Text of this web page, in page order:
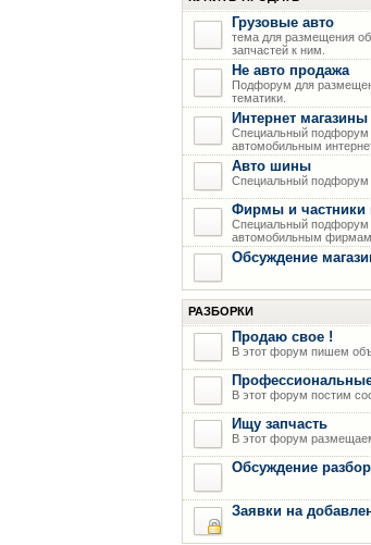
Грузовые авто
тема для размещения
запчастей к ним.
Не авто продажа
Подфорум для
тематики.
Интернет магазины
Специальный подфорум
автомобильным
Авто шины
Специальный подфорум
Фирмы и частники
Специальный подфорум
автомобильным фирмам
Обсуждение
РАЗБОРКИ
Продаю свое !
В этот форум пишем
В этот форум постим
Ищу запчасть
В этот форум
Обсуждение
Заявки на